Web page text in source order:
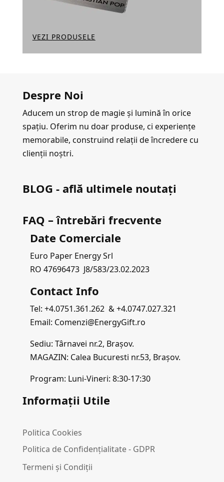
VEZI PRODUSELE
Despre Noi
Aducem un strop de magie și lumină în orice
spațiu. Oferim nu doar produse, ci experiențe
memorabile, construind relații de încredere cu
clienții noștri.
BLOG - află ultimele noutați
FAQ – întrebări frecvente
Date Comerciale
Euro Paper Energy Srl
RO 47696473 J8/583/23.02.2023
Contact Info
Tel: +4.0751.361.262 & +4.0747.027.321
Email: Comenzi@EnergyGift.ro
Sediu: Târnavei nr.2, Brașov.
MAGAZIN: Calea Bucuresti nr.53, Brașov.
Program: Luni-Vineri: 8:30-17:30
Informații Utile
Politica Cookies
Politica de Confidențialitate - GDPR
Termeni și Condiții